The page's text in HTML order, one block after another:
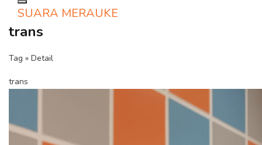
Toggle navigation
SUARA MERAUKE
trans
Tag » Detail
trans